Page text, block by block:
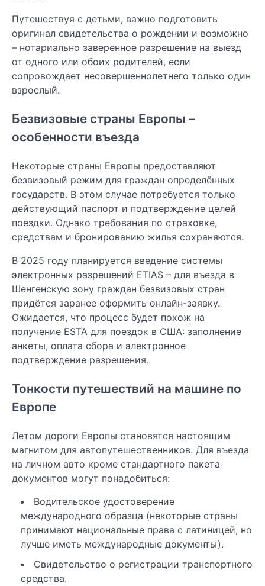
Путешествуя с детьми, важно подготовить
оригинал свидетельства о рождении и возможно
– нотариально заверенное разрешение на выезд
от одного или обоих родителей, если
сопровождает несовершеннолетнего только один
взрослый.
Безвизовые страны Европы –
особенности въезда
Некоторые страны Европы предоставляют
безвизовый режим для граждан определённых
государств. В этом случае потребуется только
действующий паспорт и подтверждение целей
поездки. Однако требования по страховке,
средствам и бронированию жилья сохраняются.
В 2025 году планируется введение системы
электронных разрешений ETIAS – для въезда в
Шенгенскую зону граждан безвизовых стран
придётся заранее оформить онлайн-заявку.
Ожидается, что процесс будет похож на
получение ESTA для поездок в США: заполнение
анкеты, оплата сбора и электронное
подтверждение разрешения.
Тонкости путешествий на машине по
Европе
Летом дороги Европы становятся настоящим
магнитом для автопутешественников. Для въезда
на личном авто кроме стандартного пакета
документов могут понадобиться:
Водительское удостоверение
международного образца (некоторые страны
принимают национальные права с латиницей, но
лучше иметь международные документы).
Свидетельство о регистрации транспортного
средства.